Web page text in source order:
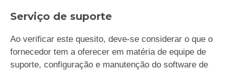
Serviço de suporte
Ao verificar este quesito, deve-se considerar o que o
fornecedor tem a oferecer em matéria de equipe de
suporte, configuração e manutenção do software de